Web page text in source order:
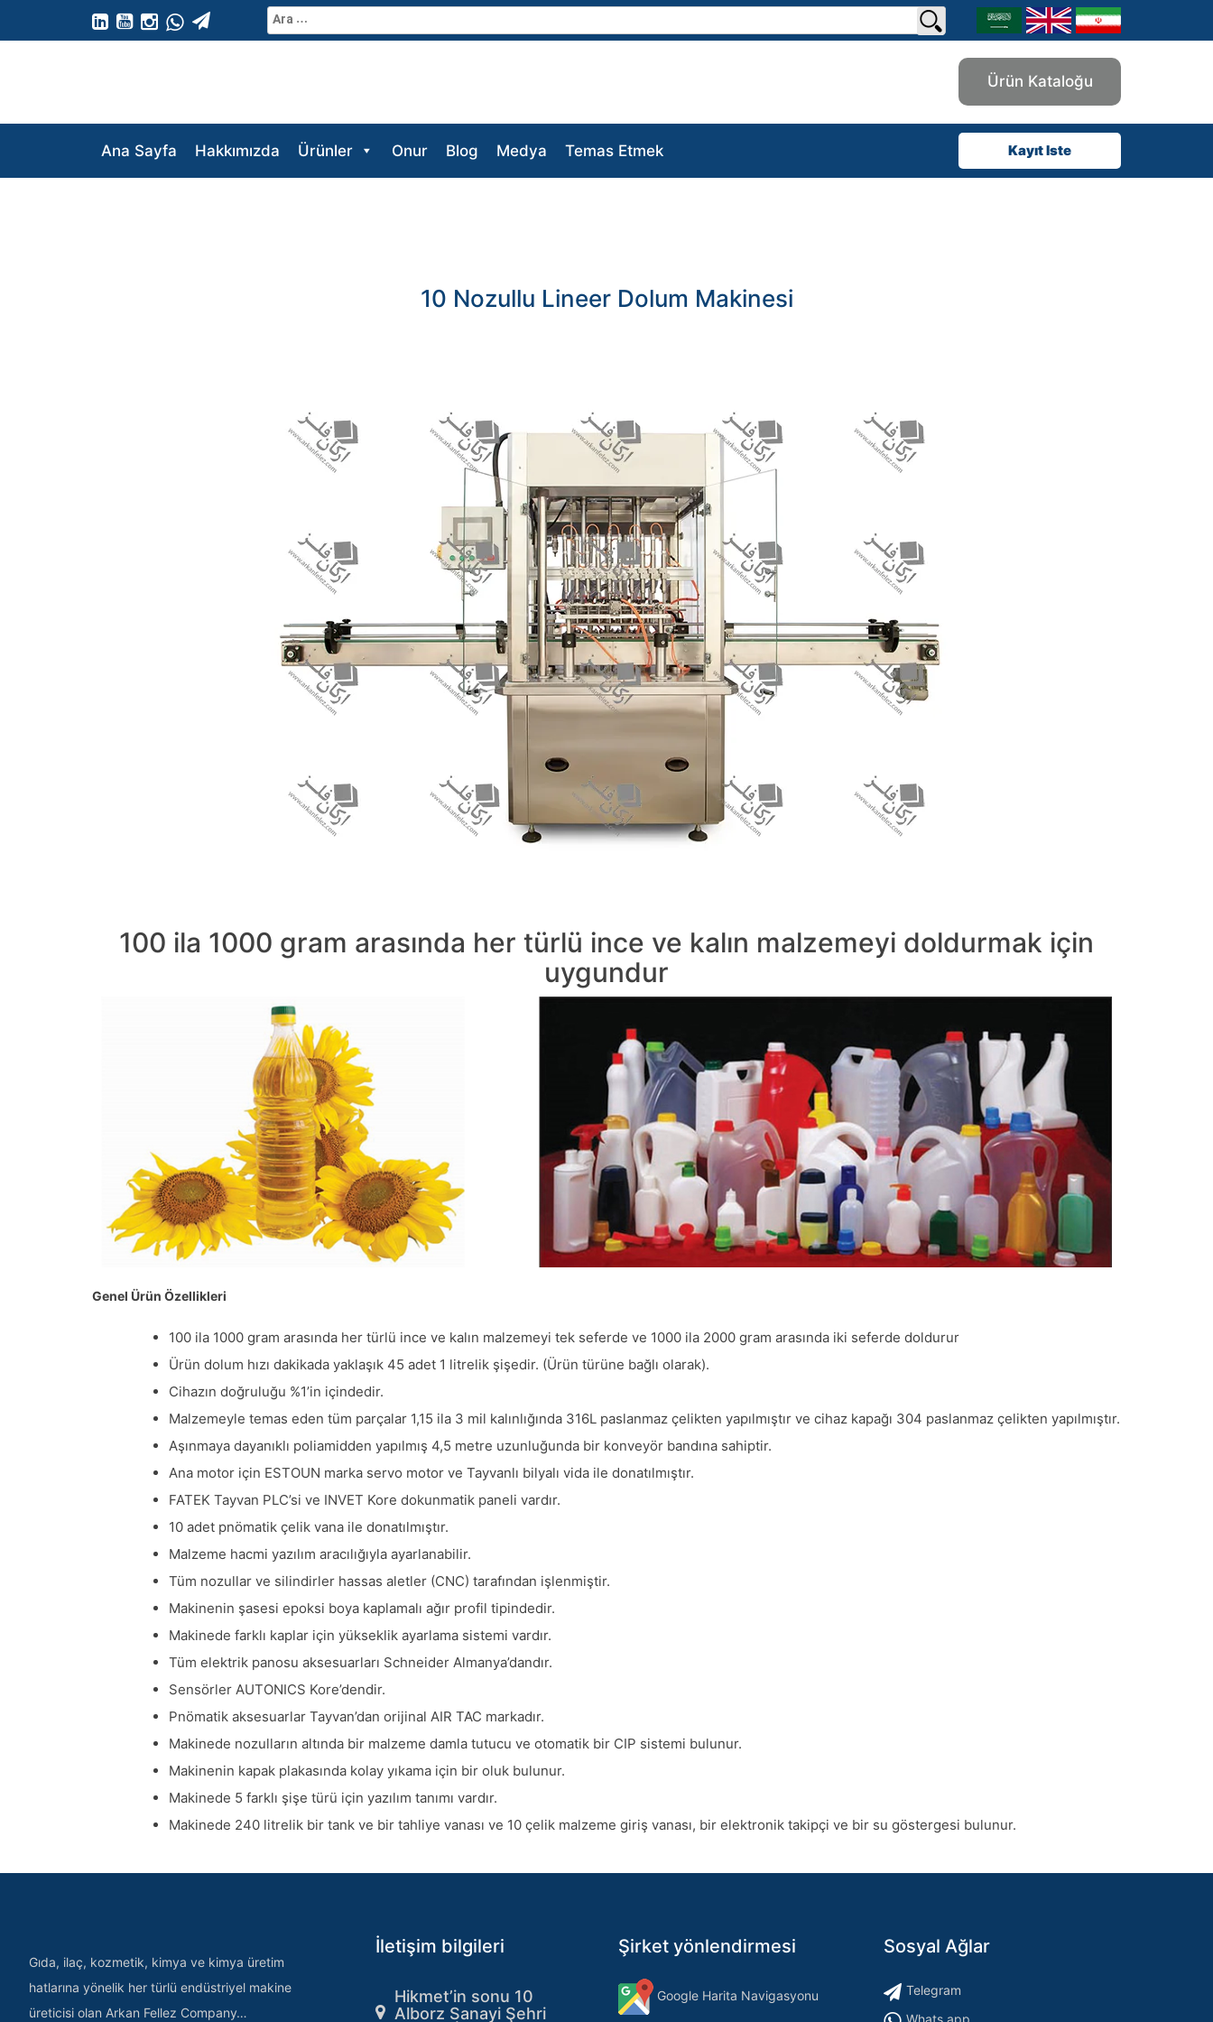
Arama:
Ürün Kataloğu
Ana Sayfa Hakkımızda Ürünler Onur Blog Medya Temas Etmek Kayıt Iste
10 Nozullu Lineer Dolum Makinesi
100 ila 1000 gram arasında her türlü ince ve kalın malzemeyi doldurmak için
uygundur
Genel Ürün Özellikleri
100 ila 1000 gram arasında her türlü ince ve kalın malzemeyi tek seferde ve 1000 ila 2000 gram arasında iki seferde doldurur
Ürün dolum hızı dakikada yaklaşık 45 adet 1 litrelik şişedir. (Ürün türüne bağlı olarak).
Cihazın doğruluğu %1’in içindedir.
Malzemeyle temas eden tüm parçalar 1,15 ila 3 mil kalınlığında 316L paslanmaz çelikten yapılmıştır ve cihaz kapağı 304 paslanmaz çelikten yapılmıştır.
Aşınmaya dayanıklı poliamidden yapılmış 4,5 metre uzunluğunda bir konveyör bandına sahiptir.
Ana motor için ESTOUN marka servo motor ve Tayvanlı bilyalı vida ile donatılmıştır.
FATEK Tayvan PLC’si ve INVET Kore dokunmatik paneli vardır.
10 adet pnömatik çelik vana ile donatılmıştır.
Malzeme hacmi yazılım aracılığıyla ayarlanabilir.
Tüm nozullar ve silindirler hassas aletler (CNC) tarafından işlenmiştir.
Makinenin şasesi epoksi boya kaplamalı ağır profil tipindedir.
Makinede farklı kaplar için yükseklik ayarlama sistemi vardır.
Tüm elektrik panosu aksesuarları Schneider Almanya’dandır.
Sensörler AUTONICS Kore’dendir.
Pnömatik aksesuarlar Tayvan’dan orijinal AIR TAC markadır.
Makinede nozulların altında bir malzeme damla tutucu ve otomatik bir CIP sistemi bulunur.
Makinenin kapak plakasında kolay yıkama için bir oluk bulunur.
Makinede 5 farklı şişe türü için yazılım tanımı vardır.
Makinede 240 litrelik bir tank ve bir tahliye vanası ve 10 çelik malzeme giriş vanası, bir elektronik takipçi ve bir su göstergesi bulunur.
Gıda, ilaç, kozmetik, kimya ve kimya üretim
hatlarına yönelik her türlü endüstriyel makine
üreticisi olan Arkan Fellez Company…
İletişim bilgileri
Hikmet’in sonu 10
Alborz Sanayi Şehri
Şirket yönlendirmesi
Google Harita Navigasyonu
Sosyal Ağlar
Telegram